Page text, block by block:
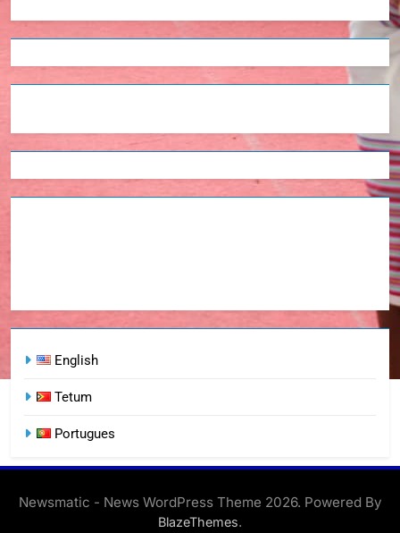
English
Tetum
Portugues
Newsmatic - News WordPress Theme 2026. Powered By
BlazeThemes.